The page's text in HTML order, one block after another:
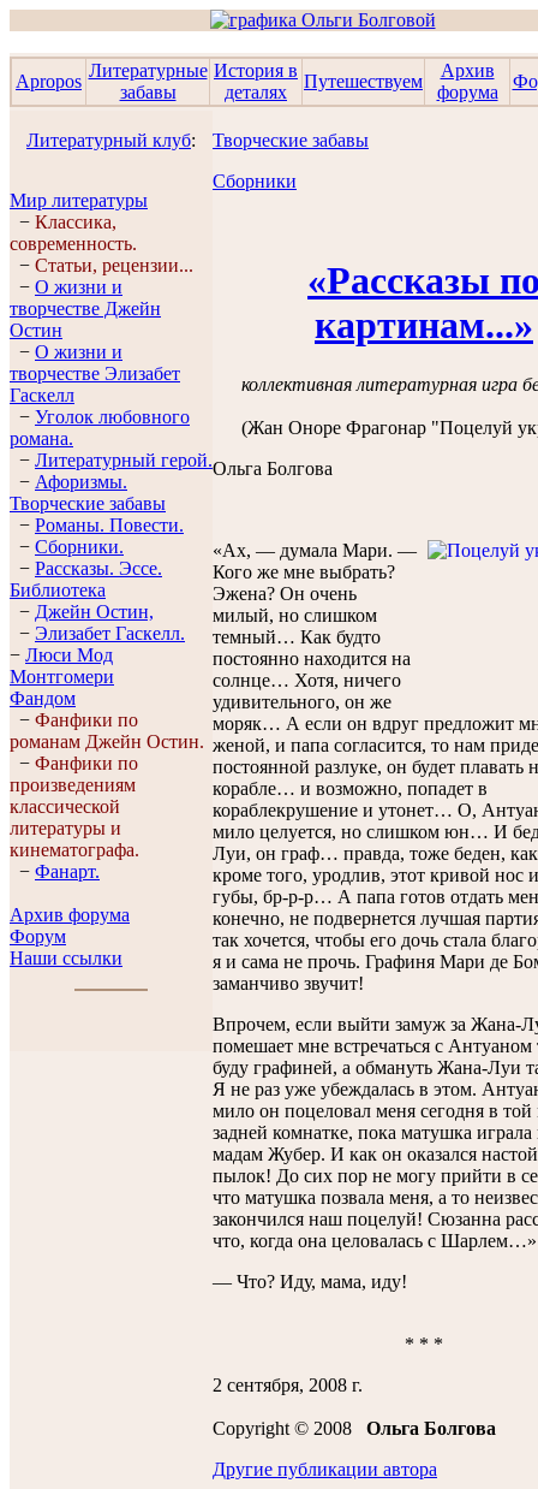
Apropos
Литературные
забавы
История в
деталях
Путешествуем
Архив
форума
Литературный клуб:
Мир литературы
− Классика,
современность.
− Статьи, рецензии...
− О жизни и
творчестве Джейн
Остин
− О жизни и
творчестве Элизабет
Гaскелл
− Уголок любовного
романа.
− Литературный герой.
− Афоризмы.
Творческие забавы
− Романы. Повести.
− Сборники.
− Рассказы. Эссe.
Библиотека
− Джейн Остин,
− Элизабет Гaскелл.
− Люси Мод
Монтгомери
Фандом
− Фанфики по
романам Джейн Остин.
− Фанфики по
произведениям
классической
литературы и
кинематографа.
− Фанарт.
Архив форума
Форум
Наши ссылки
Творческие забавы
Сборники
«Рассказы
картинам...»
коллективная литературная игра
(Жан Оноре Фрагонар "Поцелуй
Ольга Болгова
«Ах, — думала Мари. —
Кого же мне выбрать?
Эжена? Он очень
милый, но слишком
темный… Как будто
постоянно находится на
солнце… Хотя, ничего
удивительного, он же
моряк… А если он вдруг предложит
женой, и папа согласится, то нам
постоянной разлуке, он будет плавать
корабле… и возможно, попадет в
кораблекрушение и утонет… О,
мило целуется, но слишком юн… И
Луи, он граф… правда, тоже беден,
кроме того, уродлив, этот кривой нос
губы, бр-р-р… А папа готов отдать
конечно, не подвернется лучшая
так хочется, чтобы его дочь стала
я и сама не прочь. Графиня Мари де
заманчиво звучит!
Впрочем, если выйти замуж за Жана-
помешает мне встречаться с
буду графиней, а обмануть Жана-Луи
Я не раз уже убеждалась в этом.
мило он поцеловал меня сегодня в той
задней комнатке, пока матушка играла
мадам Жубер. И как он оказался
пылок! До сих пор не могу прийти в
что матушка позвала меня, а то
закончился наш поцелуй! Сюзанна
что, когда она целовалась с Шарлем…»
— Что? Иду, мама, иду!
* * *
2 сентября, 2008 г.
Copyright © 2008 Ольгa Болговa
Другие публикации автора